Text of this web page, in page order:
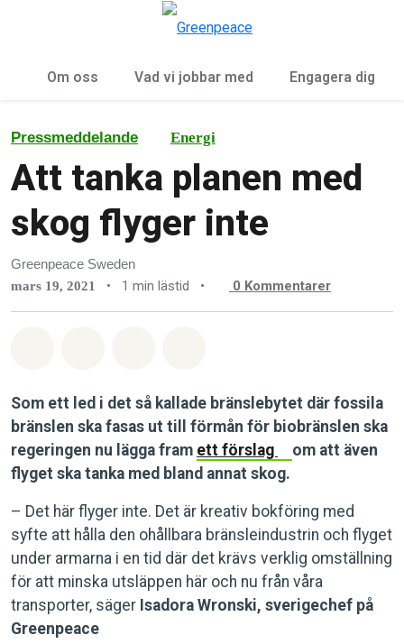
Om oss Vad vi jobbar med Engagera dig
Pressmeddelande Energi
Att tanka planen med
skog flyger inte
Greenpeace Sweden
mars 19, 2021 • 1 min lästid • 0 Kommentarer
Som ett led i det så kallade bränslebytet där fossila
bränslen ska fasas ut till förmån för biobränslen ska
regeringen nu lägga fram ett förslag
om att även
flyget ska tanka med bland annat skog.
– Det här flyger inte. Det är kreativ bokföring med
syfte att hålla den ohållbara bränsleindustrin och flyget
under armarna i en tid där det krävs verklig omställning
för att minska utsläppen här och nu från våra
transporter, säger Isadora Wronski, sverigechef på
Greenpeace